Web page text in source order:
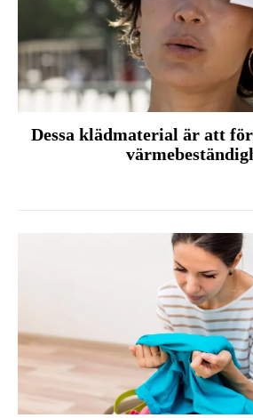
Dessa klädmaterial är att